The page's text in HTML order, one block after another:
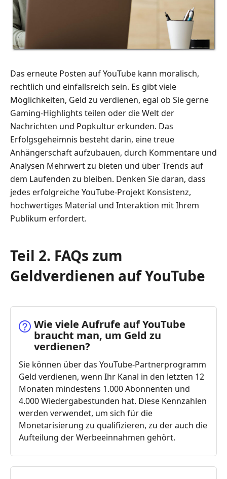
Das erneute Posten auf YouTube kann moralisch,
rechtlich und einfallsreich sein. Es gibt viele
Möglichkeiten, Geld zu verdienen, egal ob Sie gerne
Gaming-Highlights teilen oder die Welt der
Nachrichten und Popkultur erkunden. Das
Erfolgsgeheimnis besteht darin, eine treue
Anhängerschaft aufzubauen, durch Kommentare und
Analysen Mehrwert zu bieten und über Trends auf
dem Laufenden zu bleiben. Denken Sie daran, dass
jedes erfolgreiche YouTube-Projekt Konsistenz,
hochwertiges Material und Interaktion mit Ihrem
Publikum erfordert.
Teil 2. FAQs zum
Geldverdienen auf YouTube
Wie viele Aufrufe auf YouTube
braucht man, um Geld zu
verdienen?
Sie können über das YouTube-Partnerprogramm
Geld verdienen, wenn Ihr Kanal in den letzten 12
Monaten mindestens 1.000 Abonnenten und
4.000 Wiedergabestunden hat. Diese Kennzahlen
werden verwendet, um sich für die
Monetarisierung zu qualifizieren, zu der auch die
Aufteilung der Werbeeinnahmen gehört.